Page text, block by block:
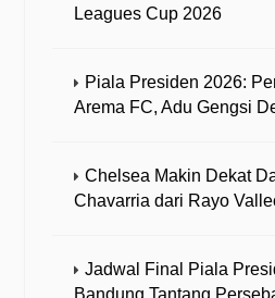
Leagues Cup 2026
Piala Presiden 2026:
Arema FC, Adu Gengsi
Chelsea Makin Dekat
Chavarria dari Rayo
Jadwal Final Piala
Bandung Tantang